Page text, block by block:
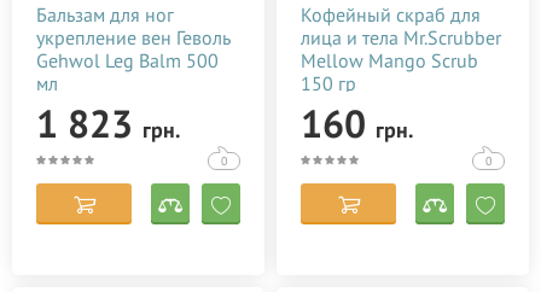
Бальзам для ног
укрепление вен Геволь
Gehwol Leg Balm 500
мл
1 823 грн.
0
Кофейный скраб для
лица и тела Mr.Scrubber
Mellow Mango Scrub
150 гр
160 грн.
0